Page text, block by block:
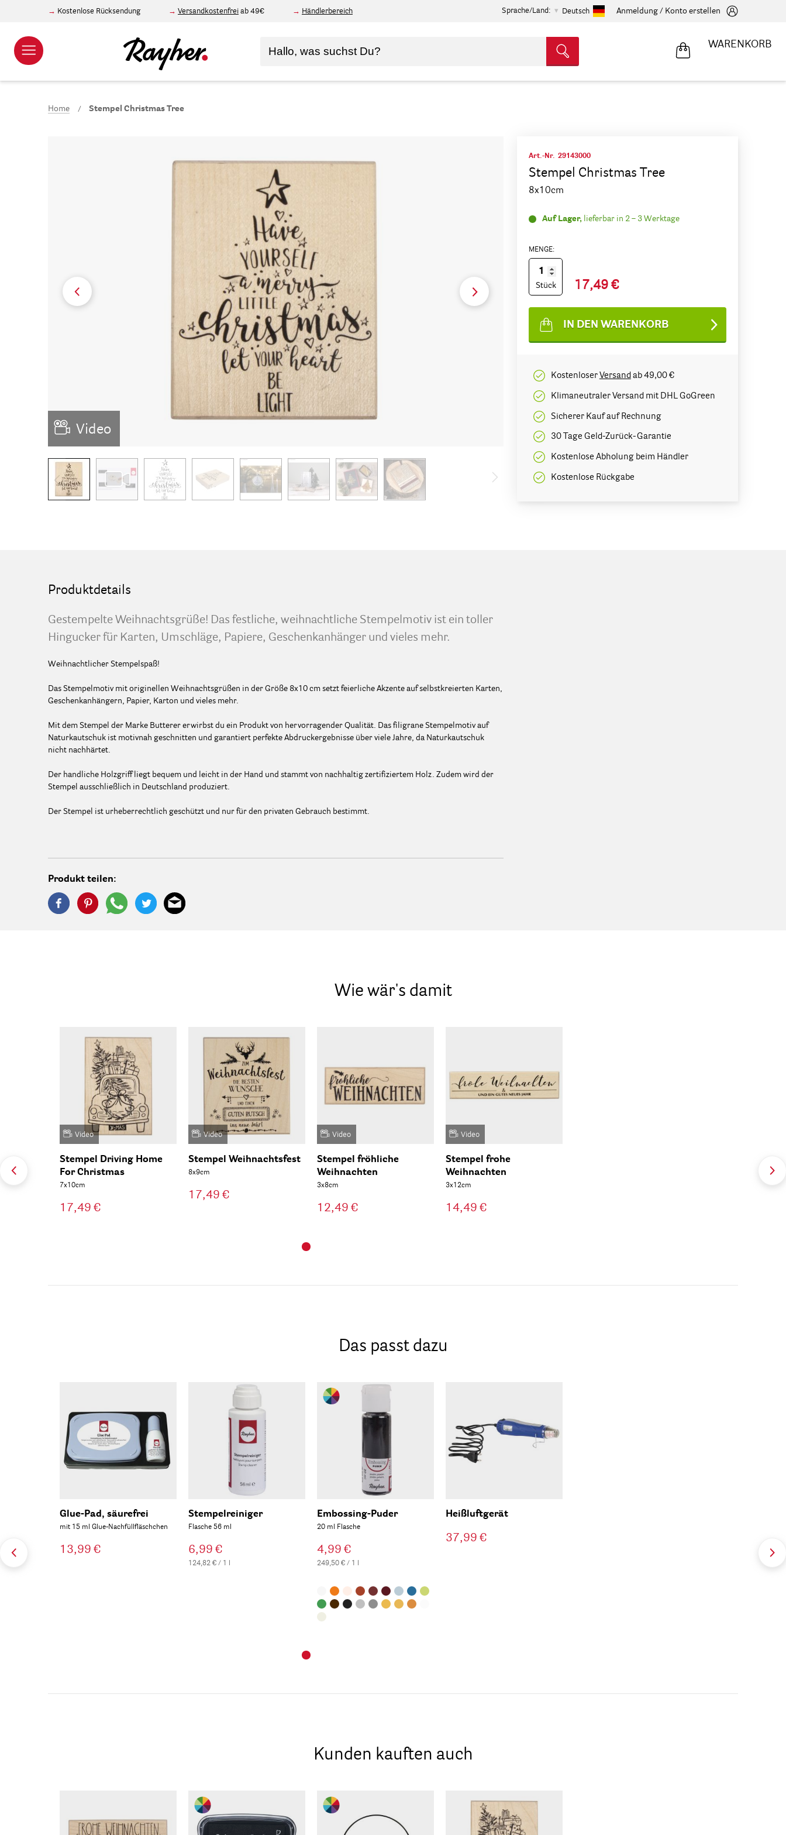
Kostenlose Rücksendung Versandkostenfrei ab 49€ Händlerbereich Sprache/Land: Deutsch Anmeldung / Konto erstellen
WARENKORB
Home Stempel Christmas Tree
Video
Art.-Nr. 29143000
Stempel Christmas Tree
8x10cm
Auf Lager, lieferbar in 2 – 3 Werktage
IN DEN WARENKORB
MENGE:
Stück 17,49 €
KostenloserVersand ab 49,00 €
Klimaneutraler Versand mit DHL GoGreen
Sicherer Kauf auf Rechnung
30 Tage Geld-Zurück-Garantie
Kostenlose Abholung beim Händler
Kostenlose Rückgabe
Produktdetails
Gestempelte Weihnachtsgrüße! Das festliche, weihnachtliche Stempelmotiv ist ein toller
Hingucker für Karten, Umschläge, Papiere, Geschenkanhänger und vieles mehr.
Weihnachtlicher Stempelspaß!
Das Stempelmotiv mit originellen Weihnachtsgrüßen in der Größe 8x10 cm setzt feierliche Akzente auf selbstkreierten Karten,
Geschenkanhängern, Papier, Karton und vieles mehr.
Mit dem Stempel der Marke Butterer erwirbst du ein Produkt von hervorragender Qualität. Das filigrane Stempelmotiv auf
Naturkautschuk ist motivnah geschnitten und garantiert perfekte Abdruckergebnisse über viele Jahre, da Naturkautschuk
nicht nachhärtet.
Der handliche Holzgriff liegt bequem und leicht in der Hand und stammt von nachhaltig zertifiziertem Holz. Zudem wird der
Stempel ausschließlich in Deutschland produziert.
Der Stempel ist urheberrechtlich geschützt und nur für den privaten Gebrauch bestimmt.
Produkt teilen:
Wie wär's damit
Video
Stempel Driving Home
For Christmas
7x10cm
17,49 €
Video
Stempel Weihnachtsfest
8x9cm
17,49 €
Video
Stempel fröhliche
Weihnachten
3x8cm
12,49 €
Video
Stempel frohe
Weihnachten
3x12cm
14,49 €
Das passt dazu
Glue-Pad, säurefrei
mit 15 ml Glue-Nachfüllfläschchen
13,99 €
Stempelreiniger
Flasche 56 ml
6,99 €
124,82 € / 1 l
Embossing-Puder
20 ml Flasche
4,99 €
249,50 € / 1 l
Heißluftgerät
37,99 €
Kunden kauften auch